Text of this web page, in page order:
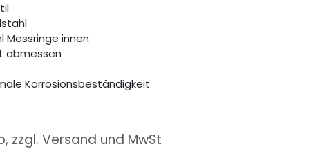
Messringe innen
abmessen
Korrosionsbeständigkeit
zzgl. Versand und MwSt